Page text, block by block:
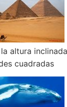
altura
cuadradas